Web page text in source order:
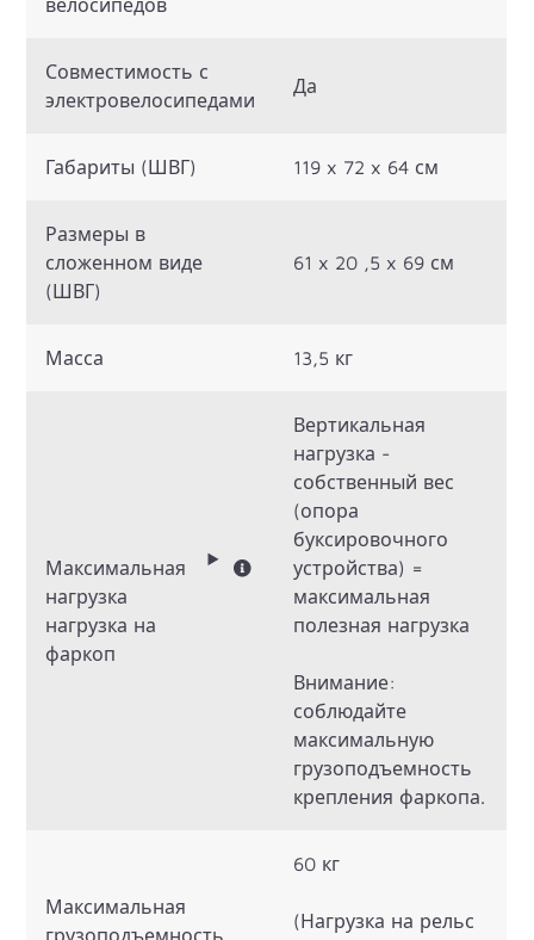
Совместимость с
электровелосипедами
Да
Габариты (ШВГ) 119 x 72 x 64 см
Размеры в
сложенном виде
(ШВГ)
61 x 20 ,5 x 69 см
Масса 13,5 кг
Максимальная
нагрузка
нагрузка на
фаркоп
Вертикальная
нагрузка -
собственный вес
(опора
буксировочного
устройства) =
максимальная
полезная нагрузка
Внимание:
соблюдайте
максимальную
грузоподъемность
крепления фаркопа.
Максимальная
грузоподъемность
60 кг
(Нагрузка на рельс